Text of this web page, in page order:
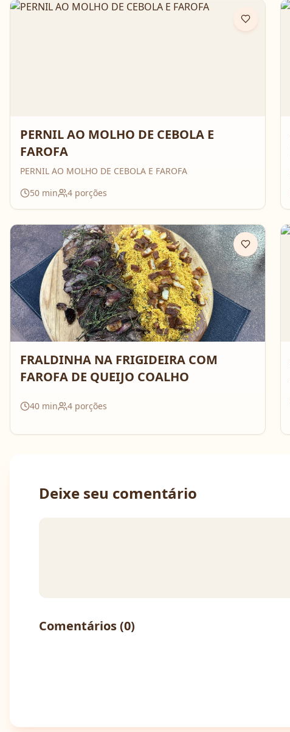
PERNIL AO MOLHO DE CEBOLA E
FAROFA
PERNIL AO MOLHO DE CEBOLA E FAROFA
50 min 4 porções
FRALDINHA NA FRIGIDEIRA COM
FAROFA DE QUEIJO COALHO
40 min 4 porções
Deixe seu comentário
Comentários (0)